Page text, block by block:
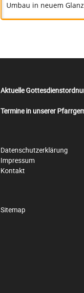
Umbau in neuem Glanz
Aktuelle
Termine in unserer
Datenschutzerklärung
Impressum
Kontakt
Sitemap